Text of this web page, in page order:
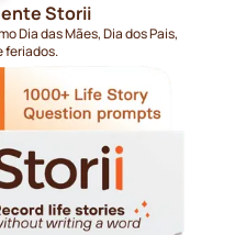
Storii
Dia das Mães, Dia dos Pais,
feriados.